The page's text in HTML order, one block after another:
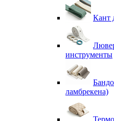
Кант
инструменты
ламбрекена)